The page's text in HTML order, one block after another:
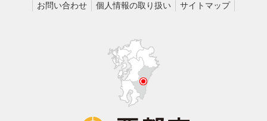
お問い合わせ 個人情報の取り扱い サイトマップ